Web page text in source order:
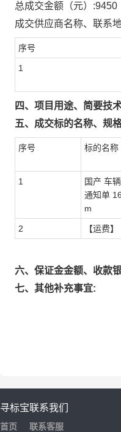
总成交金额（元）:9450
成交供应商名称、联系
序号
1
四、项目用途、简要技
五、成交标的名称、规
序号 标的名称
1
国产 车
通知单
m
2 【运费】
六、保证金金额、收款
七、其他补充事宜:
寻标宝
首页
联系我们
联系客服